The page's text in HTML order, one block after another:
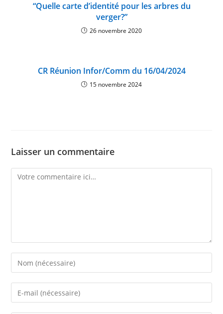
“Quelle carte d’identité pour les arbres du
verger?”
26 novembre 2020
CR Réunion Infor/Comm du 16/04/2024
15 novembre 2024
Laisser un commentaire